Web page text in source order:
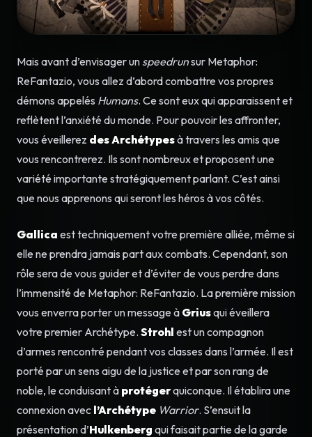
Mais avant d’envisager un speedrunsur Metaphor:
ReFantazio, vous allez d’abord combattre vos propres
démons appelés Humans. Ce sont eux qui apparaissent et
reflètent l’anxiété du monde. Pour pouvoir les affronter,
vous éveillerez des Archétypesà travers les amis que
vous rencontrerez. Ils sont nombreux et proposent une
variété importante stratégiquement parlant. C’est ainsi
que nous apprenons qui seront les héros à vos côtés.
Gallica est techniquement votre première alliée, même si
elle ne prendra jamais part aux combats. Cependant, son
rôle sera de vous guider et d’éviter de vous perdre dans
l’immensité de Metaphor: ReFantazio. La première mission
vous enverra porter un message à Griusqui éveillera
votre premier Archétype. Strohl est un compagnon
d’armes rencontré pendant vos classes dans l’armée. Il est
porté par un sens aigu de la justice et par son rang de
noble, le conduisant à protégerquiconque. Il établira une
connexion avec l’Archétype Warrior. S’ensuit la
présentation d’Hulkenberg qui faisait partie de la garde